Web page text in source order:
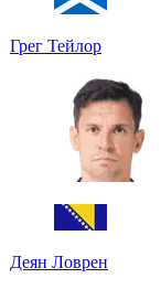
Грег Тейлор
Деян Ловрен